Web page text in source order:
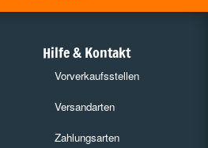
Hilfe & Kontakt
Vorverkaufsstellen
Versandarten
Zahlungsarten